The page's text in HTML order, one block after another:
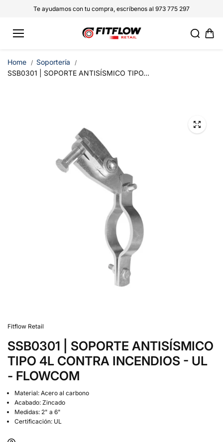
conteniTe ayudamos con tu compra, escríbenos al 973 775 297
Home
Soportería
SSB0301 | SOPORTE ANTISÍSMICO TIPO...
Fitflow Retail
SSB0301 | SOPORTE ANTISÍSMICO
TIPO 4L CONTRA INCENDIOS - UL
- FLOWCOM
Material: Acero al carbono
Acabado: Zincado
Medidas: 2" a 6"
Certificación: UL